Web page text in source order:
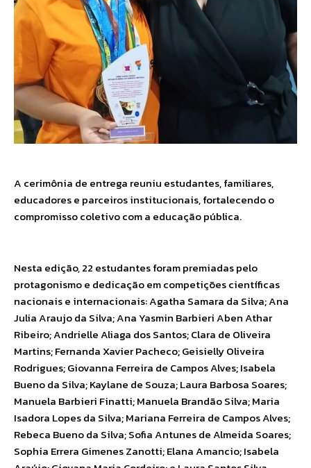
A cerimônia de entrega reuniu estudantes, familiares,
educadores e parceiros institucionais, fortalecendo o
compromisso coletivo com a educação pública.
Nesta edição, 22 estudantes foram premiadas pelo
protagonismo e dedicação em competições científicas
nacionais e internacionais: Agatha Samara da Silva; Ana
Julia Araujo da Silva; Ana Yasmin Barbieri Aben Athar
Ribeiro; Andrielle Aliaga dos Santos; Clara de Oliveira
Martins; Fernanda Xavier Pacheco; Geisielly Oliveira
Rodrigues; Giovanna Ferreira de Campos Alves; Isabela
Bueno da Silva; Kaylane de Souza; Laura Barbosa Soares;
Manuela Barbieri Finatti; Manuela Brandão Silva; Maria
Isadora Lopes da Silva; Mariana Ferreira de Campos Alves;
Rebeca Bueno da Silva; Sofia Antunes de Almeida Soares;
Sophia Errera Gimenes Zanotti; Elana Amancio; Isabela